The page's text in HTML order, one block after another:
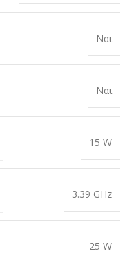
Ναι
Ναι
15 W
3.39 GHz
25 W